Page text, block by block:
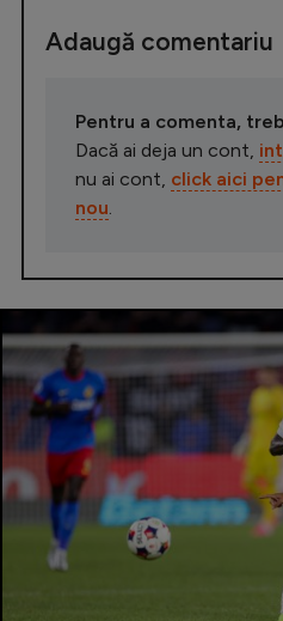
Adaugă comentariu
Pentru a comenta,
Dacă ai deja un cont,
nu ai cont, click aici
nou